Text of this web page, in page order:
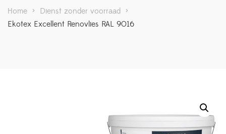
Home > Dienst zonder voorraad >
Ekotex Excellent Renovlies RAL 9016